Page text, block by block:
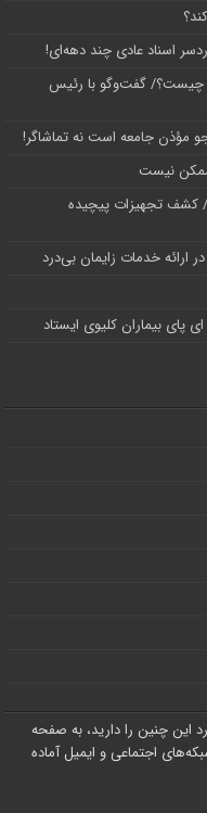
اسناد عادی چند‌ دهه‌ای!
چیست؟/ گفت‌وگو با رئیس
مؤذن جامعه است نه تماشاگر!
نیست
کشف تجهیزات پیچیده
پای بیماران کلیوی ایستاد
این چنین را دارید، به صفحه
اجتماعی و ایمیل آماده